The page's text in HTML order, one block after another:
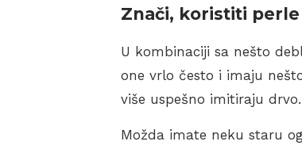
Znači, koristiti
U kombinaciji sa nešto
one vrlo često i imaju
više uspešno imitiraju
Možda imate neku staru